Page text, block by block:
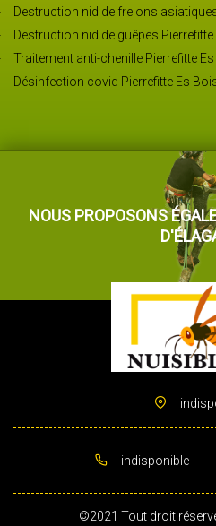
Destruction nid de frelons
Destruction nid de guêpes
Traitement anti-chenille Pierrefitte
Désinfection covid Pierrefitte Es
NOUS PROPOSONS
indisponible -
©2021 Tout droit